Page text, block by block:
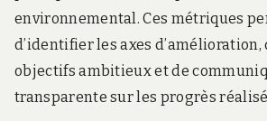
environnemental. Ces métriques
d’identifier les axes d’amélioration,
objectifs ambitieux et de
transparente sur les progrès